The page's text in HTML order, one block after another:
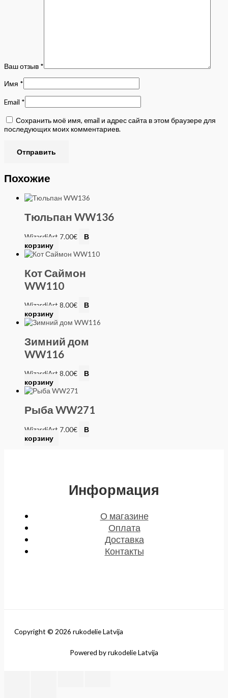
Ваш отзыв *
Имя *
Email *
Сохранить моё имя, email и адрес сайта в этом браузере для
последующих моих комментариев.
Похожие
Тюльпан WW136
WizardiArt 7.00€
В
корзину
Кот Саймон
WW110
WizardiArt 8.00€
В
корзину
Зимний дом
WW116
WizardiArt 8.00€
В
корзину
Рыба WW271
WizardiArt 7.00€
В
корзину
Информация
О магазине
Оплата
Доставка
Контакты
Copyright © 2026 rukodelie Latvija
Powered by rukodelie Latvija